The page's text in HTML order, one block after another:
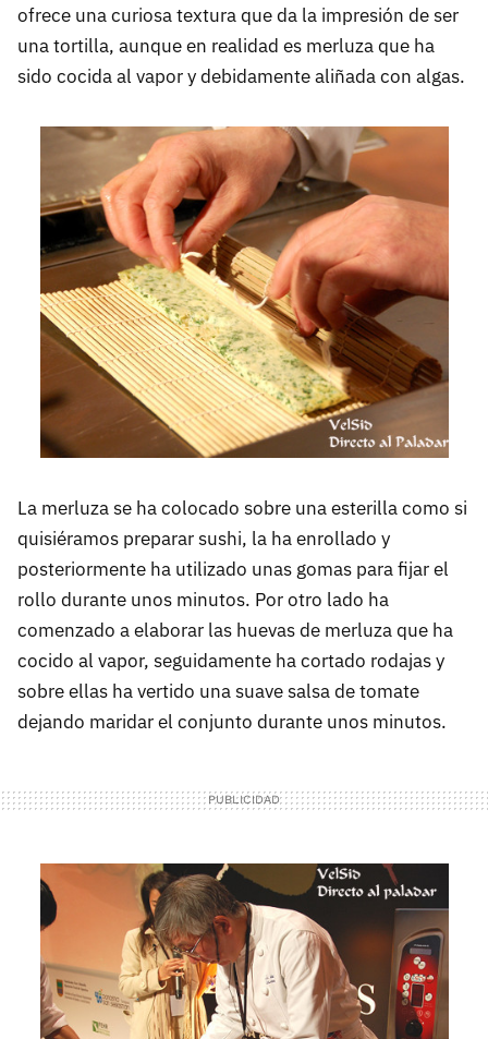
ofrece una curiosa textura que da la impresión de ser
una tortilla, aunque en realidad es merluza que ha
sido cocida al vapor y debidamente aliñada con algas.
La merluza se ha colocado sobre una esterilla como si
quisiéramos preparar sushi, la ha enrollado y
posteriormente ha utilizado unas gomas para fijar el
rollo durante unos minutos. Por otro lado ha
comenzado a elaborar las huevas de merluza que ha
cocido al vapor, seguidamente ha cortado rodajas y
sobre ellas ha vertido una suave salsa de tomate
dejando maridar el conjunto durante unos minutos.